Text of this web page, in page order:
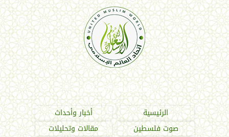
اتحاد العالم الإسلامي
الرئيسية
أخبار وأحداث
صوت فلسطين
مقالات وتحليلات